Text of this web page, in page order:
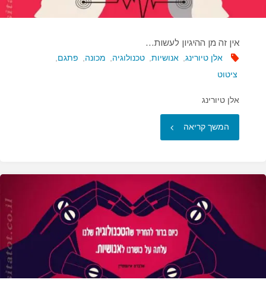
אין זה מן ההיגיון לעשות…
אלן טיורינג אנושיות טכנולוגיה מכונה פתגם
ציטוט
אלן טיורינג
המשך קריאה "אין
מן
ההיגיון
לעשות…"